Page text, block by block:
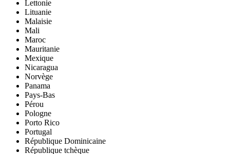
Lettonie
Lituanie
Malaisie
Mali
Maroc
Mauritanie
Mexique
Nicaragua
Norvège
Panama
Pays-Bas
Pérou
Pologne
Porto Rico
Portugal
République Dominicaine
République tchèque